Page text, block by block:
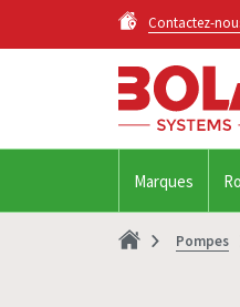
Contactez-
Marques
Pompes